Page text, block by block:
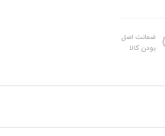
ضمانت اصل
بودن کالا